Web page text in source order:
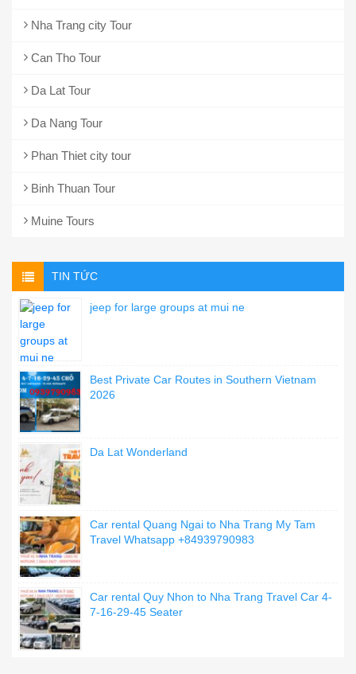
Nha Trang city Tour
Can Tho Tour
Da Lat Tour
Da Nang Tour
Phan Thiet city tour
Binh Thuan Tour
Muine Tours
TIN TỨC
jeep for large groups at mui ne
Best Private Car Routes in Southern Vietnam
2026
Da Lat Wonderland
Car rental Quang Ngai to Nha Trang My Tam
Travel Whatsapp +84939790983
Car rental Quy Nhon to Nha Trang Travel Car 4-
7-16-29-45 Seater